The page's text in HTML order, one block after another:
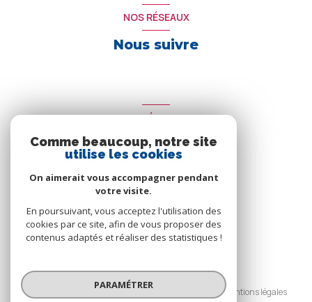
NOS RÉSEAUX
Nous suivre
ADHÉRENTS
Nous adhérons
© 2026 | Tous droits réservés
Nos honoraires
Nos partenaires
Mentions légales
Comme beaucoup, notre site
utilise les cookies
On aimerait vous accompagner pendant
votre visite.
En poursuivant, vous acceptez l'utilisation des
cookies par ce site, afin de vous proposer des
contenus adaptés et réaliser des statistiques !
PARAMÉTRER